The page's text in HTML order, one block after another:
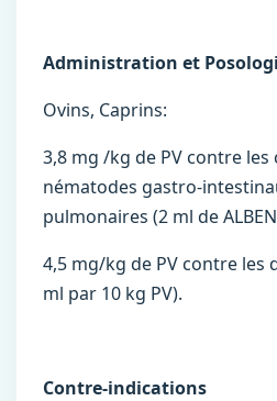
Administration et
Ovins, Caprins:
3,8 mg /kg de PV contre les
nématodes gastro-
pulmonaires (2 ml de
4,5 mg/kg de PV contre les
ml par 10 kg PV).
Contre-indications